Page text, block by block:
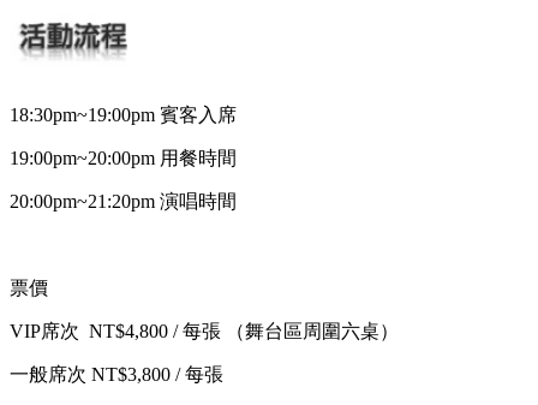
18:30pm~19:00pm 賓客入席
19:00pm~20:00pm 用餐時間
20:00pm~21:20pm 演唱時間
票價
VIP席次 NT$4,800 / 每張 （舞台區周圍六桌）
一般席次 NT$3,800 / 每張